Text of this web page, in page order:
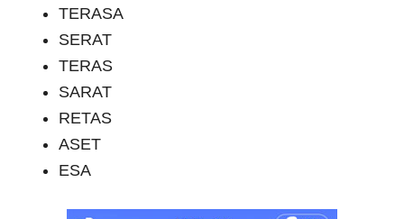
TERASA
SERAT
TERAS
SARAT
RETAS
ASET
ESA